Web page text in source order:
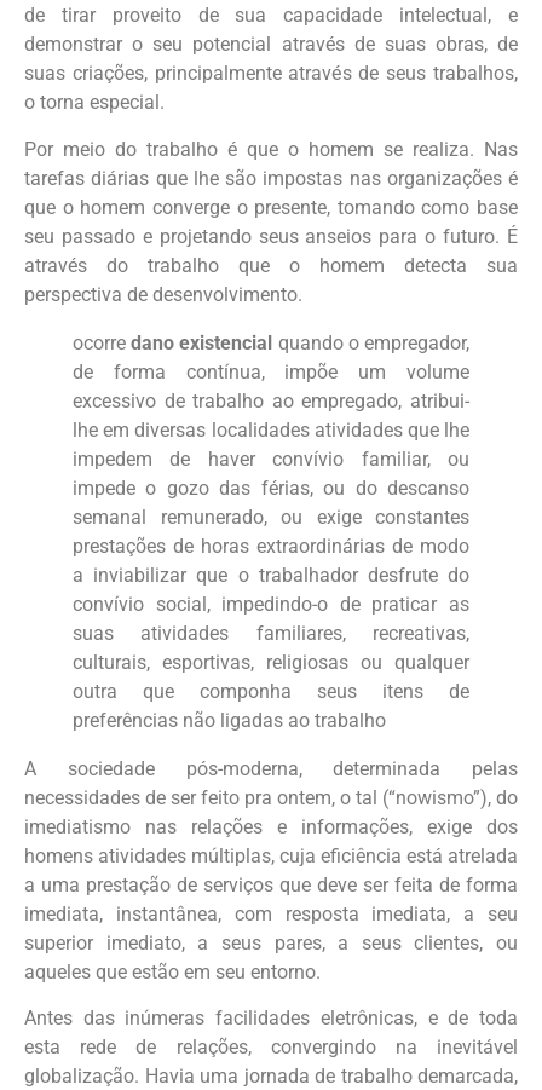
de tirar proveito de sua capacidade intelectual, e
demonstrar o seu potencial através de suas obras, de
suas criações, principalmente através de seus trabalhos,
o torna especial.
Por meio do trabalho é que o homem se realiza. Nas
tarefas diárias que lhe são impostas nas organizações é
que o homem converge o presente, tomando como base
seu passado e projetando seus anseios para o futuro. É
através do trabalho que o homem detecta sua
perspectiva de desenvolvimento.
ocorredano existencial quando o empregador,
de forma contínua, impõe um volume
excessivo de trabalho ao empregado, atribui-
lhe em diversas localidades atividades que lhe
impedem de haver convívio familiar, ou
impede o gozo das férias, ou do descanso
semanal remunerado, ou exige constantes
prestações de horas extraordinárias de modo
a inviabilizar que o trabalhador desfrute do
convívio social, impedindo-o de praticar as
suas atividades familiares, recreativas,
culturais, esportivas, religiosas ou qualquer
outra que componha seus itens de
preferências não ligadas ao trabalho
A sociedade pós-moderna, determinada pelas
necessidades de ser feito pra ontem, o tal (“nowismo”), do
imediatismo nas relações e informações, exige dos
homens atividades múltiplas, cuja eficiência está atrelada
a uma prestação de serviços que deve ser feita de forma
imediata, instantânea, com resposta imediata, a seu
superior imediato, a seus pares, a seus clientes, ou
aqueles que estão em seu entorno.
Antes das inúmeras facilidades eletrônicas, e de toda
esta rede de relações, convergindo na inevitável
globalização. Havia uma jornada de trabalho demarcada,